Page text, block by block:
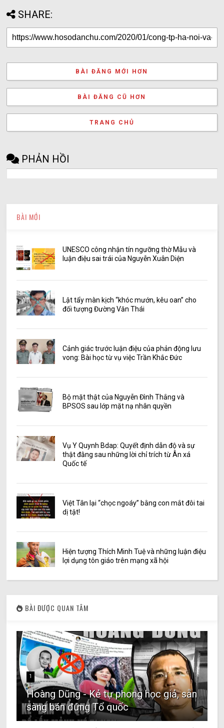
SHARE:
BÀI ĐĂNG MỚI HƠN
BÀI ĐĂNG CŨ HƠN
TRANG CHỦ
PHẢN HỒI
BÀI MỚI
UNESCO công nhận tín ngưỡng thờ Mẫu và
luận điệu sai trái của Nguyễn Xuân Diện
Lật tẩy màn kịch “khóc mướn, kêu oan” cho
đối tượng Đường Văn Thái
Cảnh giác trước luận điệu của phản động lưu
vong: Bài học từ vụ việc Trần Khắc Đức
Bộ mặt thật của Nguyễn Đình Thắng và
BPSOS sau lớp mặt nạ nhân quyền
Vụ Y Quynh Bdap: Quyết định dẫn độ và sự
thật đằng sau những lời chỉ trích từ Ân xá
Quốc tế
Việt Tân lại “chọc ngoáy” bằng con mắt đôi tai
dị tật!
Hiện tượng Thích Minh Tuệ và những luận điệu
lợi dụng tôn giáo trên mạng xã hội
BÀI ĐƯỢC QUAN TÂM
1
Hoàng Dũng - Kẻ tự phong học giả, sẵn
sàng bán đứng Tổ quốc